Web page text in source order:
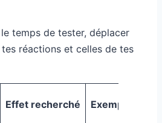
temps de tester, déplacer
réactions et celles de tes
Effet recherché Exemple